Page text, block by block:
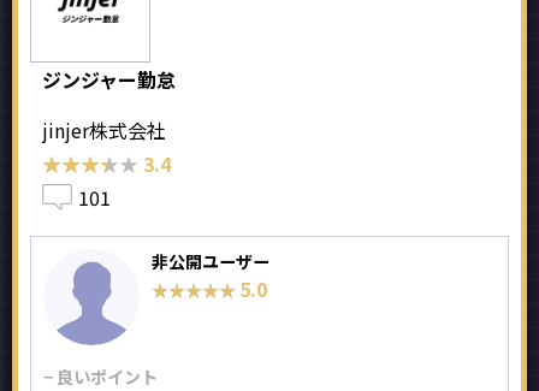
ジンジャー勤怠
jinjer株式会社
★★★★★
★★★★★ 3.4
101
非公開ユーザー
★★★★★
★★★★★ 5.0
− 良いポイント